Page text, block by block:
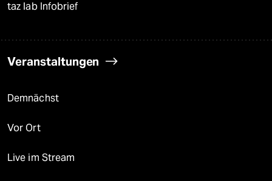
taz lab Infobrief
Veranstaltungen
Demnächst
Vor Ort
Live im Stream